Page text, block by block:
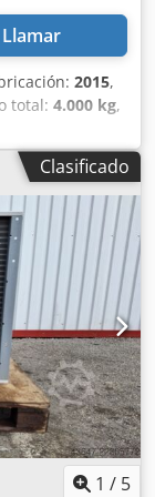
Llamar
2015,
total: 4.000 kg,
total:3.500
mm,
2016. Se
con motor de
Datos
calor:
2016 *
32 kW *
robusto *
La instalación
para su
continuo.
tal como se
previa cita.
Clasificado
1 / 5